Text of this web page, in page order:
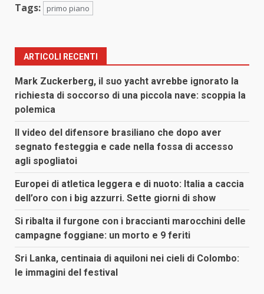
Tags: primo piano
ARTICOLI RECENTI
Mark Zuckerberg, il suo yacht avrebbe ignorato la
richiesta di soccorso di una piccola nave: scoppia la
polemica
Il video del difensore brasiliano che dopo aver
segnato festeggia e cade nella fossa di accesso
agli spogliatoi
Europei di atletica leggera e di nuoto: Italia a caccia
dell’oro con i big azzurri. Sette giorni di show
Si ribalta il furgone con i braccianti marocchini delle
campagne foggiane: un morto e 9 feriti
Sri Lanka, centinaia di aquiloni nei cieli di Colombo:
le immagini del festival